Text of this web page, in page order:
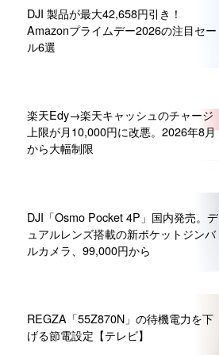
DJI 製品が最大42,658円引き！
Amazonプライムデー2026の注目セー
ル6選
楽天Edy→楽天キャッシュのチャージ
上限が月10,000円に改悪。2026年8月
から大幅制限
DJI「Osmo Pocket 4P」国内発売。デ
ュアルレンズ搭載の新ポケットジンバ
ルカメラ、99,000円から
REGZA「55Z870N」の待機電力を下
げる節電設定【テレビ】